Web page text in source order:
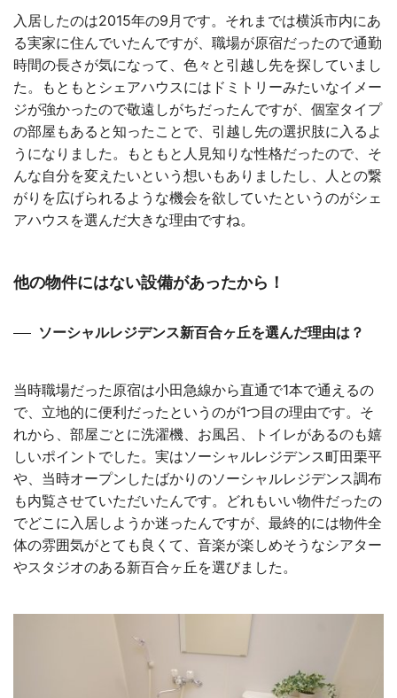
入居したのは2015年の9月です。それまでは横浜市内にあ
る実家に住んでいたんですが、職場が原宿だったので通勤
時間の長さが気になって、色々と引越し先を探していまし
た。もともとシェアハウスにはドミトリーみたいなイメー
ジが強かったので敬遠しがちだったんですが、個室タイプ
の部屋もあると知ったことで、引越し先の選択肢に入るよ
うになりました。もともと人見知りな性格だったので、そ
んな自分を変えたいという想いもありましたし、人との繋
がりを広げられるような機会を欲していたというのがシェ
アハウスを選んだ大きな理由ですね。
他の物件にはない設備があったから！
ソーシャルレジデンス新百合ヶ丘を選んだ理由は？
当時職場だった原宿は小田急線から直通で1本で通えるの
で、立地的に便利だったというのが1つ目の理由です。そ
れから、部屋ごとに洗濯機、お風呂、トイレがあるのも嬉
しいポイントでした。実はソーシャルレジデンス町田栗平
や、当時オープンしたばかりのソーシャルレジデンス調布
も内覧させていただいたんです。どれもいい物件だったの
でどこに入居しようか迷ったんですが、最終的には物件全
体の雰囲気がとても良くて、音楽が楽しめそうなシアター
やスタジオのある新百合ヶ丘を選びました。